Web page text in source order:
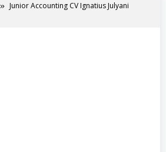
Junior Accounting CV Ignatius Julyani